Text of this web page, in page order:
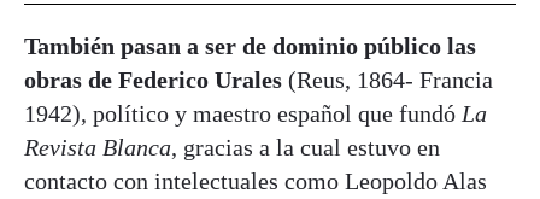
También pasan a ser de dominio público las
obras de Federico Urales (Reus, 1864- Francia
1942), político y maestro español que fundó La
Revista Blanca, gracias a la cual estuvo en
contacto con intelectuales como Leopoldo Alas